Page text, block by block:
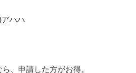
ハハ
、申請した方がお得。